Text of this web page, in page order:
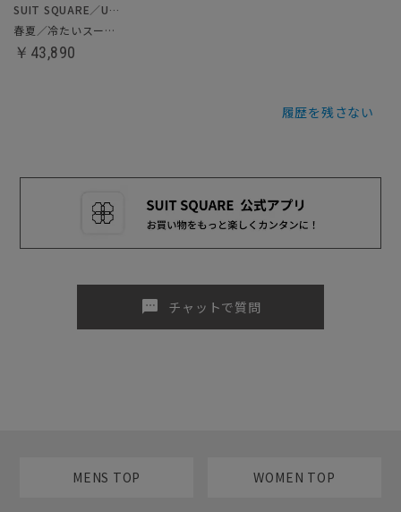
SUIT SQUARE／UNIVERSAL LANGUAGE
春夏／冷たいスーツ／ツーパンツスーツ
￥43,890
履歴を残さない
sms チャットで質問
MENS TOP WOMEN TOP